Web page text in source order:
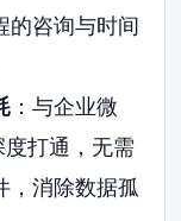
的咨询与时间
：与企业微
打通，无需
，消除数据孤